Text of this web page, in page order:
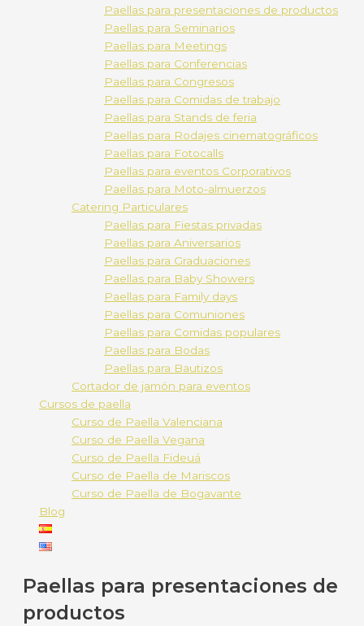
Paellas para presentaciones de productos
Paellas para Seminarios
Paellas para Meetings
Paellas para Conferencias
Paellas para Congresos
Paellas para Comidas de trabajo
Paellas para Stands de feria
Paellas para Rodajes cinematográficos
Paellas para Fotocalls
Paellas para eventos Corporativos
Paellas para Moto-almuerzos
Catering Particulares
Paellas para Fiestas privadas
Paellas para Aniversarios
Paellas para Graduaciones
Paellas para Baby Showers
Paellas para Family days
Paellas para Comuniones
Paellas para Comidas populares
Paellas para Bodas
Paellas para Bautizos
Cortador de jamón para eventos
Cursos de paella
Curso de Paella Valenciana
Curso de Paella Vegana
Curso de Paella Fideuá
Curso de Paella de Mariscos
Curso de Paella de Bogavante
Blog
Paellas para presentaciones de
productos